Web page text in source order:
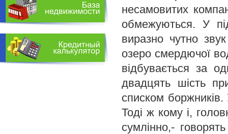
несамовитих
обмежуються. У
виразно чутно
озеро смердючої
відбувається за
двадцять шість
списком
Тоді ж кому і,
сумлінно,-